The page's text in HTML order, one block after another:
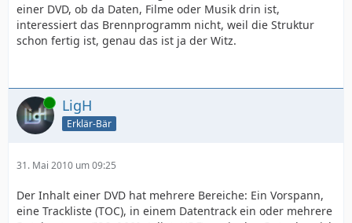
einer DVD, ob da Daten, Filme oder Musik drin ist,
interessiert das Brennprogramm nicht, weil die Struktur
schon fertig ist, genau das ist ja der Witz.
Online LigH
Erklär-Bär
31. Mai 2010 um 09:25
Der Inhalt einer DVD hat mehrere Bereiche: Ein Vorspann,
eine Trackliste (TOC), in einem Datentrack ein oder mehrere